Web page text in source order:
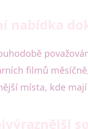
filmů
místa, kde